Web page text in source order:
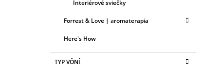
Interiérové sviečky
Forrest & Love | aromaterapia
Here's How
TYP VÔNÍ